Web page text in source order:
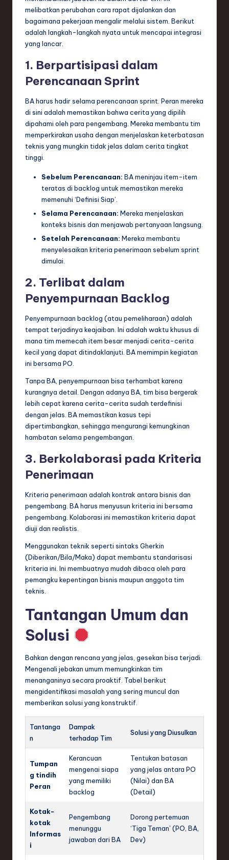
melibatkan perubahan cara rapat dijalankan dan
bagaimana pekerjaan mengalir melalui sistem. Berikut
adalah langkah-langkah nyata untuk mencapai integrasi
yang lancar.
1. Berpartisipasi dalam
Perencanaan Sprint
BA harus hadir selama perencanaan sprint. Peran mereka
di sini adalah memastikan bahwa cerita yang dipilih
dipahami oleh para pengembang. Mereka membantu tim
memperkirakan usaha dengan menjelaskan keterbatasan
teknis yang mungkin tidak jelas dalam cerita tingkat
tinggi.
Sebelum Perencanaan: BA meninjau item-item
teratas di backlog untuk memastikan mereka
memenuhi ‘Definisi Siap’.
Selama Perencanaan: Mereka menjelaskan
konteks bisnis dan menjawab pertanyaan langsung.
Setelah Perencanaan: Mereka membantu
menyelesaikan kriteria penerimaan sebelum sprint
dimulai.
2. Terlibat dalam
Penyempurnaan Backlog
Penyempurnaan backlog (atau pemeliharaan) adalah
tempat terjadinya keajaiban. Ini adalah waktu khusus di
mana tim memecah item besar menjadi cerita-cerita
kecil yang dapat ditindaklanjuti. BA memimpin kegiatan
ini bersama PO.
Tanpa BA, penyempurnaan bisa terhambat karena
kurangnya detail. Dengan adanya BA, tim bisa bergerak
lebih cepat karena cerita-cerita sudah terdefinisi
dengan jelas. BA memastikan kasus tepi
dipertimbangkan, sehingga mengurangi kemungkinan
hambatan selama pengembangan.
3. Berkolaborasi pada Kriteria
Penerimaan
Kriteria penerimaan adalah kontrak antara bisnis dan
pengembang. BA harus menyusun kriteria ini bersama
pengembang. Kolaborasi ini memastikan kriteria dapat
diuji dan realistis.
Menggunakan teknik seperti sintaks Gherkin
(Diberikan/Bila/Maka) dapat membantu standarisasi
kriteria ini. Ini membuatnya mudah dibaca oleh para
pemangku kepentingan bisnis maupun anggota tim
teknis.
Tantangan Umum dan
Solusi
Bahkan dengan rencana yang jelas, gesekan bisa terjadi.
Mengenali jebakan umum memungkinkan tim
menanganinya secara proaktif. Tabel berikut
mengidentifikasi masalah yang sering muncul dan
memberikan solusi yang konstruktif.
Tantanga
n
Dampak
terhadap Tim
Solusi yang Diusulkan
Tumpan
g tindih
Peran
Kerancuan
mengenai siapa
yang memiliki
backlog
Tentukan batasan
yang jelas antara PO
(Nilai) dan BA
(Detail)
Kotak-
kotak
Informas
i
Pengembang
menunggu
jawaban dari BA
Dorong pertemuan
‘Tiga Teman’ (PO, BA,
Dev)